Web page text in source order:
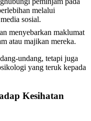
melalui
sosial.
menyebarkan maklumat
atau majikan mereka.
undang, tetapi juga
yang teruk kepada
Kesihatan